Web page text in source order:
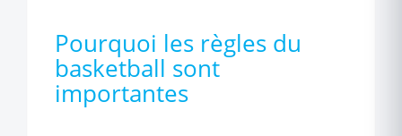
Pourquoi les règles du
basketball sont
importantes